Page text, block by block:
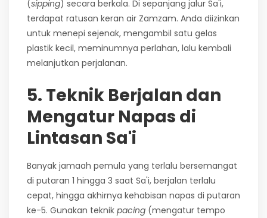
(sipping) secara berkala. Di sepanjang jalur Sa'i,
terdapat ratusan keran air Zamzam. Anda diizinkan
untuk menepi sejenak, mengambil satu gelas
plastik kecil, meminumnya perlahan, lalu kembali
melanjutkan perjalanan.
5. Teknik Berjalan dan
Mengatur Napas di
Lintasan Sa'i
Banyak jamaah pemula yang terlalu bersemangat
di putaran 1 hingga 3 saat Sa'i, berjalan terlalu
cepat, hingga akhirnya kehabisan napas di putaran
ke-5. Gunakan teknik pacing (mengatur tempo